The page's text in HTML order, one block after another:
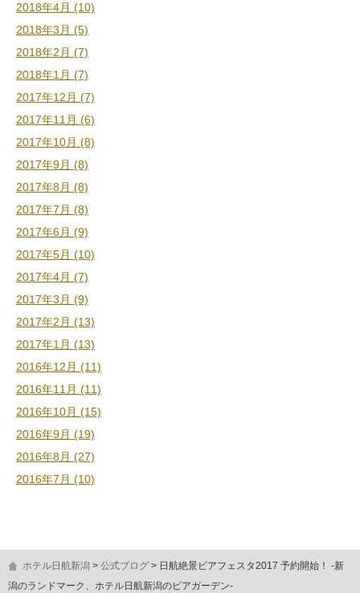
2018年4月 (10)
2018年3月 (5)
2018年2月 (7)
2018年1月 (7)
2017年12月 (7)
2017年11月 (6)
2017年10月 (8)
2017年9月 (8)
2017年8月 (8)
2017年7月 (8)
2017年6月 (9)
2017年5月 (10)
2017年4月 (7)
2017年3月 (9)
2017年2月 (13)
2017年1月 (13)
2016年12月 (11)
2016年11月 (11)
2016年10月 (15)
2016年9月 (19)
2016年8月 (27)
2016年7月 (10)
ホテル日航新潟 公式ブログ
日航絶景ビアフェスタ2017 予約開始！ -新
潟のランドマーク、ホテル日航新潟のビアガーデン-